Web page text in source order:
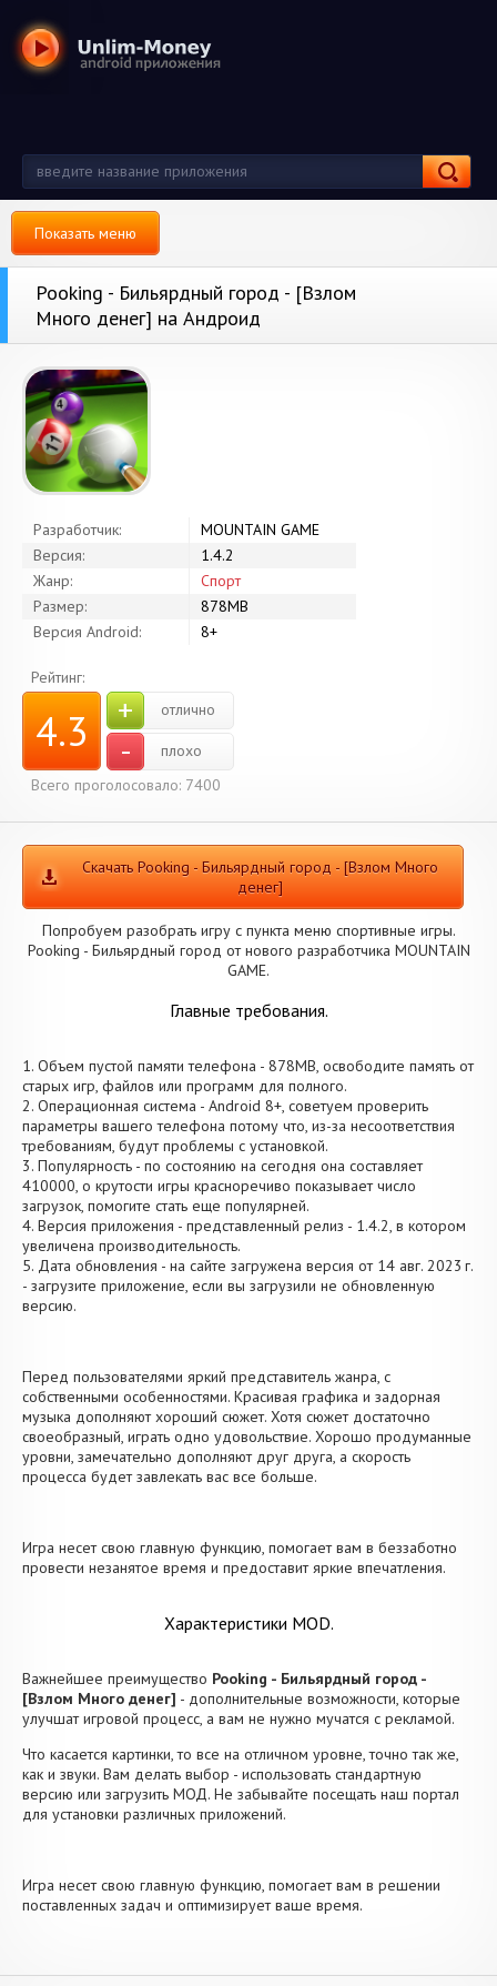
Показать меню
Pooking - Бильярдный город - [Взлом
Много денег] на Андроид
Разработчик:
MOUNTAIN GAME
Версия:
1.4.2
Жанр:
Спорт
Размер:
878MB
Версия Android:
8+
Рейтинг:
4.3 + отлично
-
плохо
Всего проголосовало: 7400
Скачать Pooking - Бильярдный город - [Взлом Много
денег]
Попробуем разобрать игру с пункта меню спортивные игры.
Pooking - Бильярдный город от нового разработчика MOUNTAIN
GAME.
Главные требования.
1. Объем пустой памяти телефона - 878MB, освободите память от
старых игр, файлов или программ для полного.
2. Операционная система - Android 8+, советуем проверить
параметры вашего телефона потому что, из-за несоответствия
требованиям, будут проблемы с установкой.
3. Популярность - по состоянию на сегодня она составляет
410000, о крутости игры красноречиво показывает число
загрузок, помогите стать еще популярней.
4. Версия приложения - представленный релиз - 1.4.2, в котором
увеличена производительность.
5. Дата обновления - на сайте загружена версия от 14 авг. 2023 г.
- загрузите приложение, если вы загрузили не обновленную
версию.
Перед пользователями яркий представитель жанра, с
собственными особенностями. Красивая графика и задорная
музыка дополняют хороший сюжет. Хотя сюжет достаточно
своеобразный, играть одно удовольствие. Хорошо продуманные
уровни, замечательно дополняют друг друга, а скорость
процесса будет завлекать вас все больше.
Игра несет свою главную функцию, помогает вам в беззаботно
провести незанятое время и предоставит яркие впечатления.
Характеристики MOD.
Важнейшее преимущество Pooking - Бильярдный город -
[Взлом Много денег] - дополнительные возможности, которые
улучшат игровой процесс, а вам не нужно мучатся с рекламой.
Что касается картинки, то все на отличном уровне, точно так же,
как и звуки. Вам делать выбор - использовать стандартную
версию или загрузить МОД. Не забывайте посещать наш портал
для установки различных приложений.
Игра несет свою главную функцию, помогает вам в решении
поставленных задач и оптимизирует ваше время.